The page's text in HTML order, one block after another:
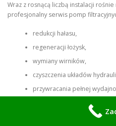
Wraz z rosnącą liczbą instalacji
profesjonalny serwis pomp
redukcji hałasu,
regeneracji łożysk,
wymiany wirników,
czyszczenia układów
przywracania pełnej
Nasza mobilna ekipa działa
pozwala na szybkie reakcje i